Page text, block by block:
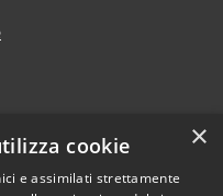
×
cookie
e assimilati strettamente